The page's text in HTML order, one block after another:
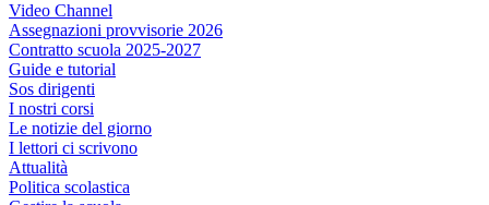
Video Channel
Assegnazioni provvisorie 2026
Contratto scuola 2025-2027
Guide e tutorial
Sos dirigenti
I nostri corsi
Le notizie del giorno
I lettori ci scrivono
Attualità
Politica scolastica